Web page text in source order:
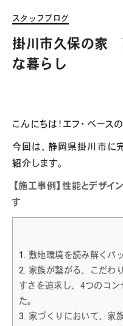
スタッフブログ
掛川市久保の家
な暮らし
こんにちは！エフ・ベース
今回は、静岡県掛川市に
紹介します。
【施工事例】性能とデザ
す
1. 敷地環境を読み解くパ
2. 家族が繋がる、こだわ
すさを追求し、4つのコ
た。
3. 家づくりにおいて、家